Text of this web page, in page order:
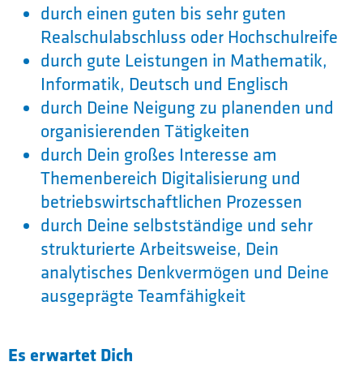
durch einen guten bis sehr guten
Realschulabschluss oder Hochschulreife
durch gute Leistungen in Mathematik,
Informatik, Deutsch und Englisch
durch Deine Neigung zu planenden und
organisierenden Tätigkeiten
durch Dein großes Interesse am
Themenbereich Digitalisierung und
betriebswirtschaftlichen Prozessen
durch Deine selbstständige und sehr
strukturierte Arbeitsweise, Dein
analytisches Denkvermögen und Deine
ausgeprägte Teamfähigkeit
Es erwartet Dich